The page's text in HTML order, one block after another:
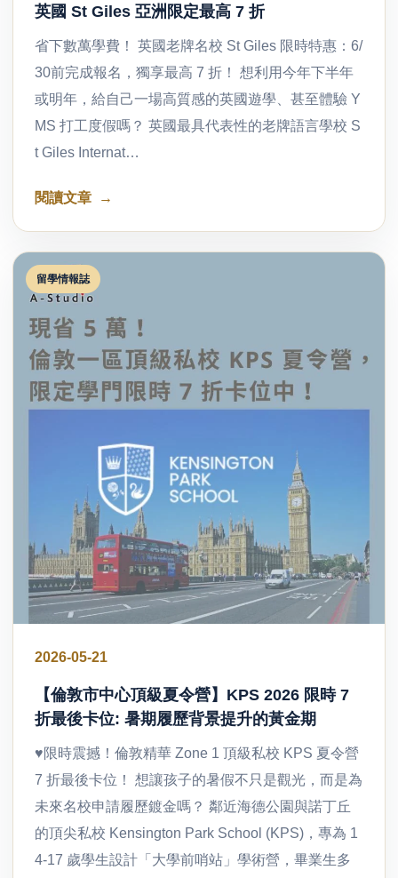
英國 St Giles 亞洲限定最高 7 折
省下數萬學費！ 英國老牌名校 St Giles 限時特惠：6/
30前完成報名，獨享最高 7 折！ 想利用今年下半年
或明年，給自己一場高質感的英國遊學、甚至體驗 Y
MS 打工度假嗎？ 英國最具代表性的老牌語言學校 S
t Giles Internat…
閱讀文章
留學情報誌
2026-05-21
【倫敦市中心頂級夏令營】KPS 2026 限時 7
折最後卡位: 暑期履歷背景提升的黃金期
♥限時震撼！倫敦精華 Zone 1 頂級私校 KPS 夏令營
7 折最後卡位！ 想讓孩子的暑假不只是觀光，而是為
未來名校申請履歷鍍金嗎？ 鄰近海德公園與諾丁丘
的頂尖私校 Kensington Park School (KPS)，專為 1
4-17 歲學生設計「大學前哨站」學術營，畢業生多